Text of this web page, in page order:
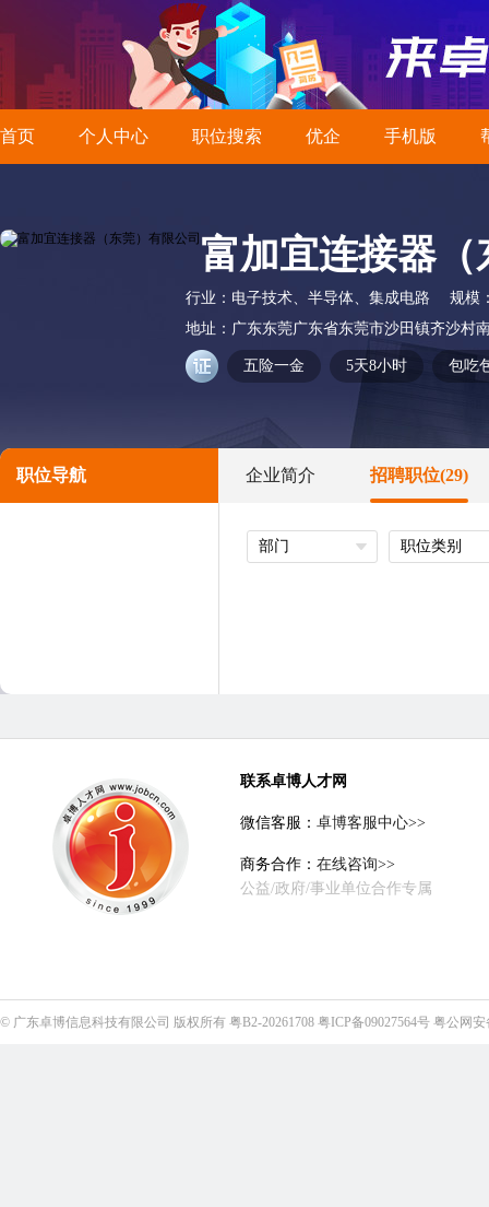
首页 个人中心 职位搜索 优企 手机版
富加宜连接器
行业： 电子技术、半导体、集成电路
规模
地址： 广东东莞广东省东莞市沙田镇齐沙村
五险一金 5天8小时 包吃
职位导航 企业简介 招聘职位(29)
部门 职位类别
联系卓博人才网
微信客服： 卓博客服中心>>
商务合作： 在线咨询>>
公益/政府/事业单位合作专属
© 广东卓博信息科技有限公司 版权所有 粤B2-20261708 粤ICP备09027564号 粤公网安